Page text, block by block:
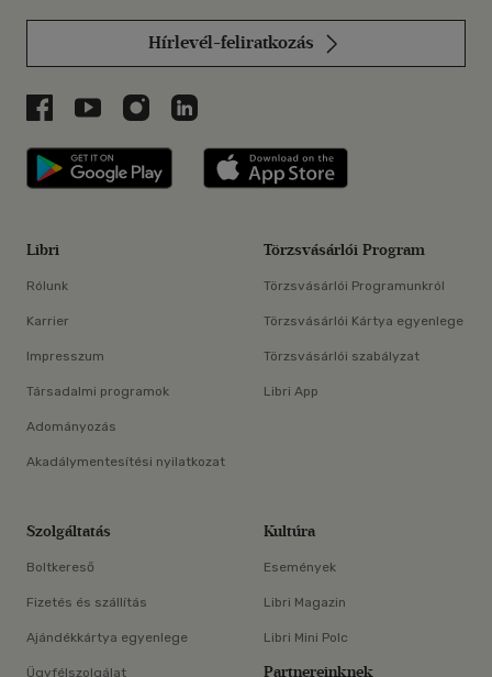
Hírlevél-feliratkozás
Libri a Facebookon
Libri a Youtube-on
Libri az Instagramon
Libri a LinkedInen
Libri applikáció Szerezd meg: Google
Libri
Rólunk
Karrier
Impresszum
Társadalmi programok
Adományozás
Akadálymentesítési nyilatkozat
Törzsvásárlói Program
Törzsvásárlói Programunkról
Törzsvásárlói Kártya egyenlege
Törzsvásárlói szabályzat
Libri App
Szolgáltatás
Boltkereső
Fizetés és szállítás
Ajándékkártya egyenlege
Ügyfélszolgálat
Kultúra
Események
Libri Magazin
Libri Mini Polc
Partnereinknek